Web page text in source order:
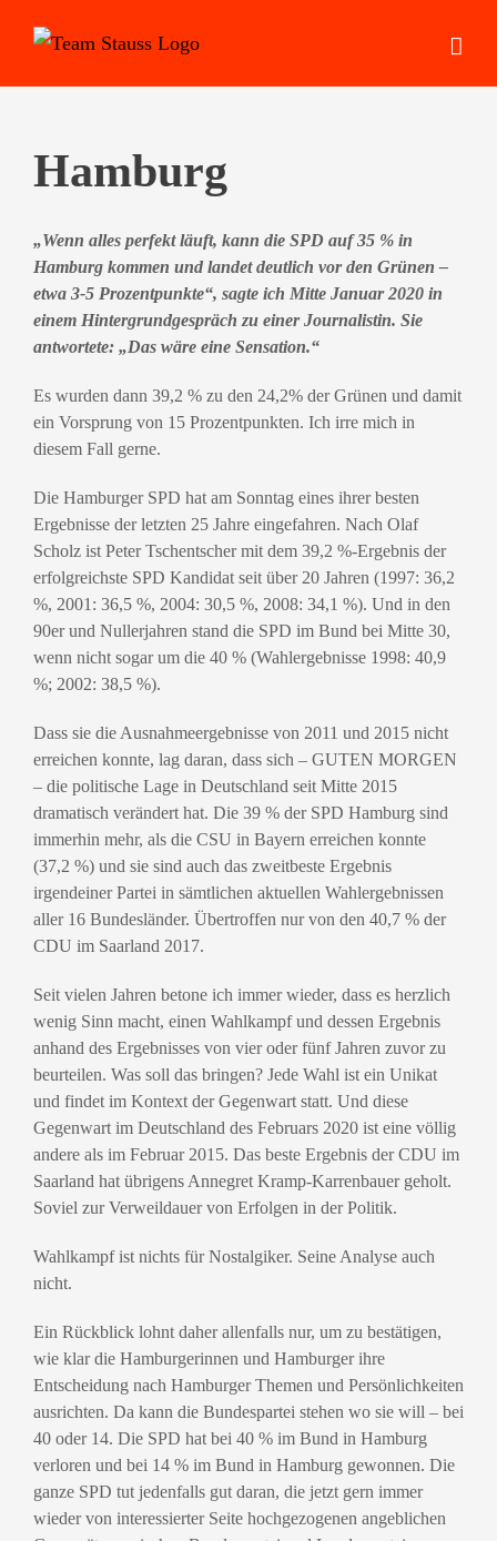
Inhalt
springen
Hamburg
„Wenn alles perfekt läuft, kann die SPD auf 35 % in
Hamburg kommen und landet deutlich vor den Grünen –
etwa 3-5 Prozentpunkte“, sagte ich Mitte Januar 2020 in
einem Hintergrundgespräch zu einer Journalistin. Sie
antwortete: „Das wäre eine Sensation.“
Es wurden dann 39,2 % zu den 24,2% der Grünen und damit
ein Vorsprung von 15 Prozentpunkten. Ich irre mich in
diesem Fall gerne.
Die Hamburger SPD hat am Sonntag eines ihrer besten
Ergebnisse der letzten 25 Jahre eingefahren. Nach Olaf
Scholz ist Peter Tschentscher mit dem 39,2 %-Ergebnis der
erfolgreichste SPD Kandidat seit über 20 Jahren (1997: 36,2
%, 2001: 36,5 %, 2004: 30,5 %, 2008: 34,1 %). Und in den
90er und Nullerjahren stand die SPD im Bund bei Mitte 30,
wenn nicht sogar um die 40 % (Wahlergebnisse 1998: 40,9
%; 2002: 38,5 %).
Dass sie die Ausnahmeergebnisse von 2011 und 2015 nicht
erreichen konnte, lag daran, dass sich – GUTEN MORGEN
– die politische Lage in Deutschland seit Mitte 2015
dramatisch verändert hat. Die 39 % der SPD Hamburg sind
immerhin mehr, als die CSU in Bayern erreichen konnte
(37,2 %) und sie sind auch das zweitbeste Ergebnis
irgendeiner Partei in sämtlichen aktuellen Wahlergebnissen
aller 16 Bundesländer. Übertroffen nur von den 40,7 % der
CDU im Saarland 2017.
Seit vielen Jahren betone ich immer wieder, dass es herzlich
wenig Sinn macht, einen Wahlkampf und dessen Ergebnis
anhand des Ergebnisses von vier oder fünf Jahren zuvor zu
beurteilen. Was soll das bringen? Jede Wahl ist ein Unikat
und findet im Kontext der Gegenwart statt. Und diese
Gegenwart im Deutschland des Februars 2020 ist eine völlig
andere als im Februar 2015. Das beste Ergebnis der CDU im
Saarland hat übrigens Annegret Kramp-Karrenbauer geholt.
Soviel zur Verweildauer von Erfolgen in der Politik.
Wahlkampf ist nichts für Nostalgiker. Seine Analyse auch
nicht.
Ein Rückblick lohnt daher allenfalls nur, um zu bestätigen,
wie klar die Hamburgerinnen und Hamburger ihre
Entscheidung nach Hamburger Themen und Persönlichkeiten
ausrichten. Da kann die Bundespartei stehen wo sie will – bei
40 oder 14. Die SPD hat bei 40 % im Bund in Hamburg
verloren und bei 14 % im Bund in Hamburg gewonnen. Die
ganze SPD tut jedenfalls gut daran, die jetzt gern immer
wieder von interessierter Seite hochgezogenen angeblichen